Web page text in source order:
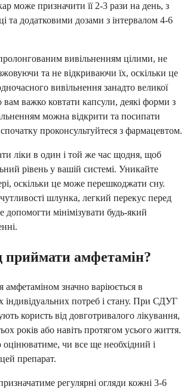
може призначити її 2-3 рази на день, з
та додатковими дозами з інтервалом 4-6
вивільненням цілими, не
та не відкриваючи їх, оскільки це
вивільнення занадто великої
вам важко ковтати капсули, деякі форми з
можна відкрити та посипати
проконсультуйтеся з фармацевтом.
ліки в один і той же час щодня, щоб
рівень у вашій системі. Уникайте
оскільки це може перешкоджати сну.
шлунка, легкий перекус перед
мінімізувати будь-який
приймати амфетамін?
амфетаміном значно варіюється в
індивідуальних потреб і стану. При СДУГ
користь від довготривалого лікування,
років або навіть протягом усього життя.
оцінюватиме, чи все ще необхідний і
препарат.
регулярні огляди кожні 3-6